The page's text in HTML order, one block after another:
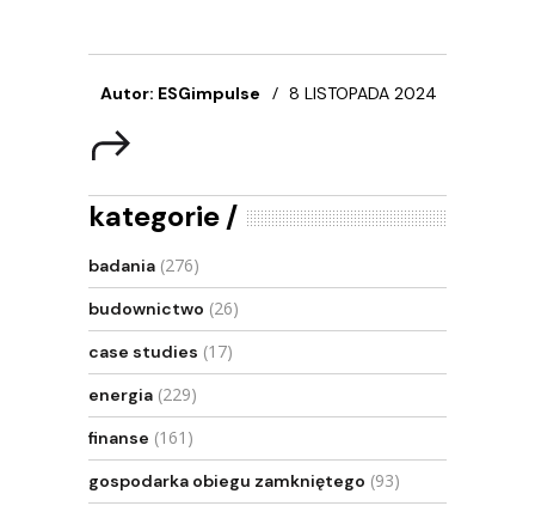
Autor: ESGimpulse 8 LISTOPADA 2024
kategorie
badania (276)
budownictwo (26)
case studies (17)
energia (229)
finanse (161)
gospodarka obiegu zamkniętego (93)